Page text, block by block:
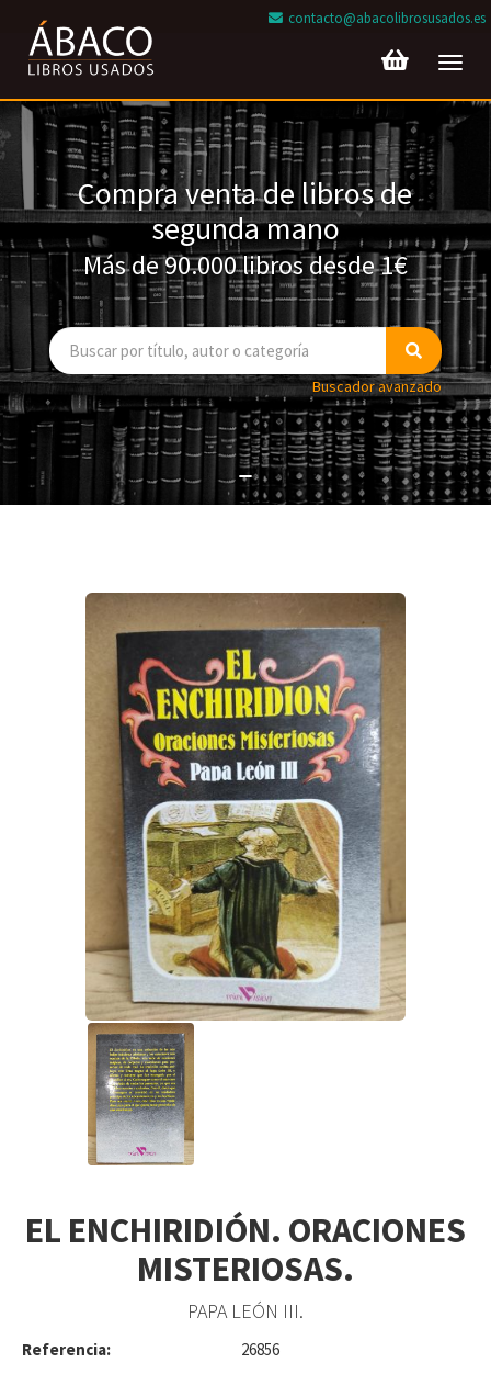
contacto@abacolibrosusados.es
Compra venta de libros de
segunda mano
Más de 90.000 libros desde 1€
Buscador avanzado
EL ENCHIRIDIÓN. ORACIONES
MISTERIOSAS.
PAPA LEÓN III.
Referencia: 26856